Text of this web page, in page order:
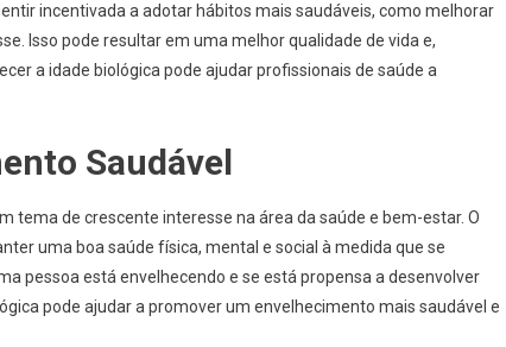
incentivada a adotar hábitos mais saudáveis, como melhorar
Isso pode resultar em uma melhor qualidade de vida e,
a idade biológica pode ajudar profissionais de saúde a
Saudável
tema de crescente interesse na área da saúde e bem-estar. O
uma boa saúde física, mental e social à medida que se
pessoa está envelhecendo e se está propensa a desenvolver
pode ajudar a promover um envelhecimento mais saudável e